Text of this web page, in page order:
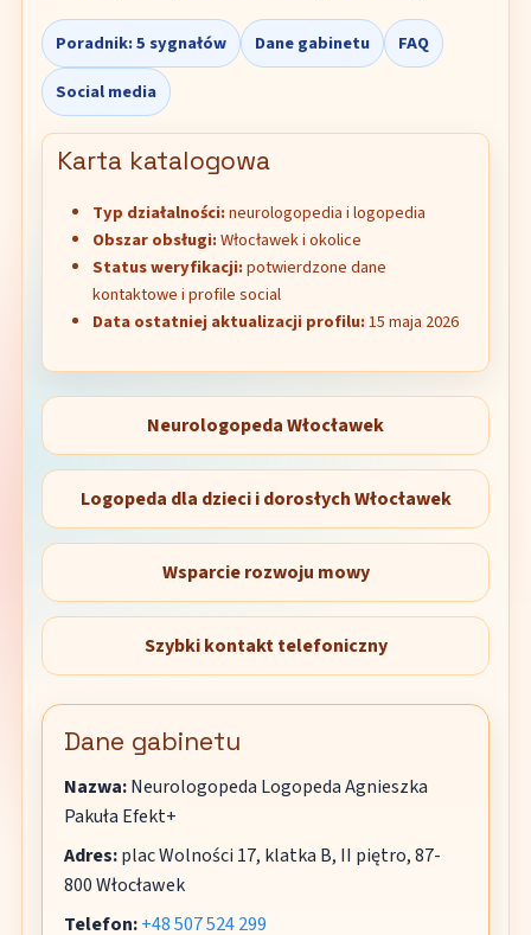
Poradnik: 5 sygnałów Dane gabinetu
FAQ
Social media
Karta katalogowa
Typ działalności:neurologopedia i logopedia
Obszar obsługi:Włocławek i okolice
Status weryfikacji:potwierdzone dane
kontaktowe i profile social
Data ostatniej aktualizacji profilu:15 maja 2026
Neurologopeda Włocławek
Logopeda dla dzieci i dorosłych Włocławek
Wsparcie rozwoju mowy
Szybki kontakt telefoniczny
Dane gabinetu
Nazwa:Neurologopeda Logopeda Agnieszka
Pakuła Efekt+
Adres:plac Wolności 17, klatka B, II piętro, 87-
800 Włocławek
Telefon:+48 507 524 299